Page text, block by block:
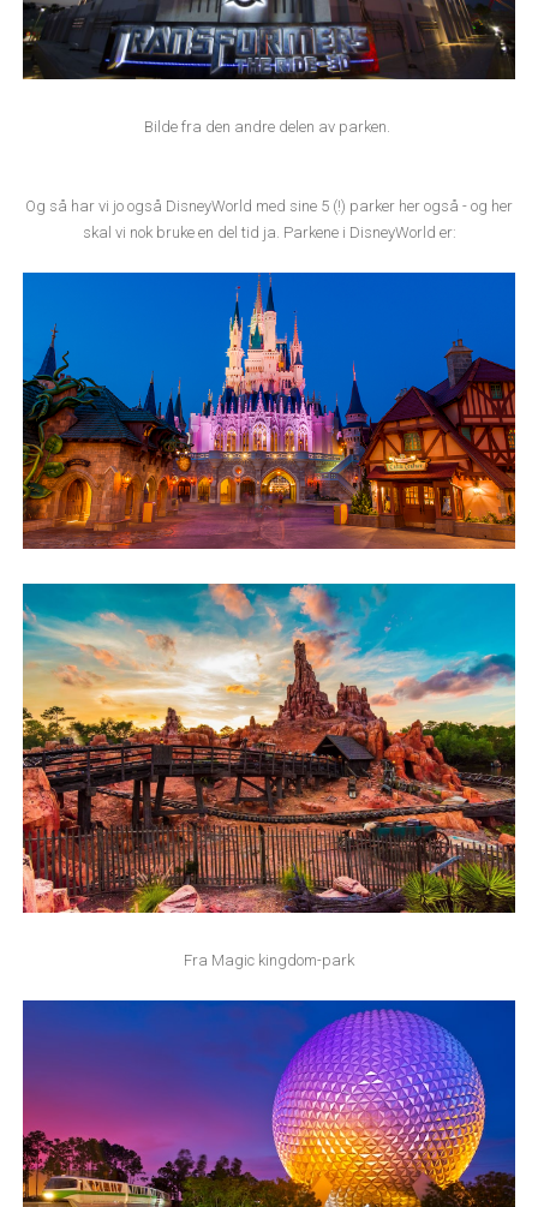
Bilde fra den andre delen av parken.
Og så har vi jo også DisneyWorld med sine 5 (!) parker her også - og her
skal vi nok bruke en del tid ja. Parkene i DisneyWorld er:
Fra Magic kingdom-park